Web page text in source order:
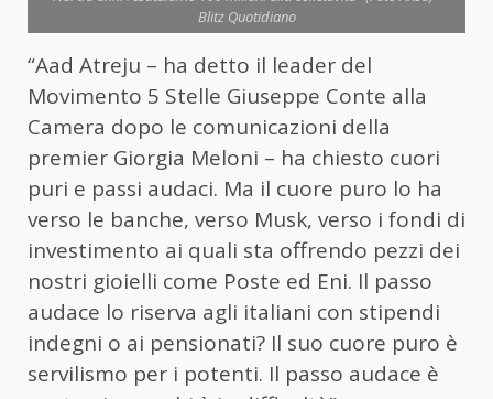
Blitz Quotidiano
“Aad Atreju – ha detto il leader del
Movimento 5 Stelle Giuseppe Conte alla
Camera dopo le comunicazioni della
premier Giorgia Meloni – ha chiesto cuori
puri e passi audaci. Ma il cuore puro lo ha
verso le banche, verso Musk, verso i fondi di
investimento ai quali sta offrendo pezzi dei
nostri gioielli come Poste ed Eni. Il passo
audace lo riserva agli italiani con stipendi
indegni o ai pensionati? Il suo cuore puro è
servilismo per i potenti. Il passo audace è